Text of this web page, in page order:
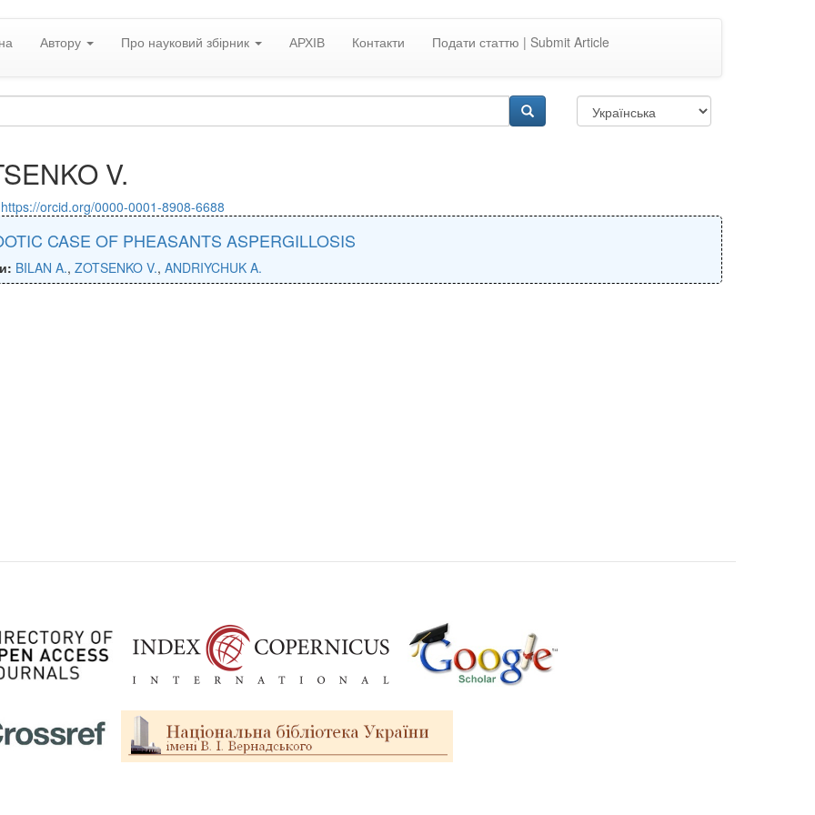
Автору Про науковий збірник АРХІВ Контакти Подати статтю | Submit Article
V.
https://orcid.org/0000-0001-8908-6688
CASE OF PHEASANTS ASPERGILLOSIS
BILAN A., ZOTSENKO V., ANDRIYCHUK A.